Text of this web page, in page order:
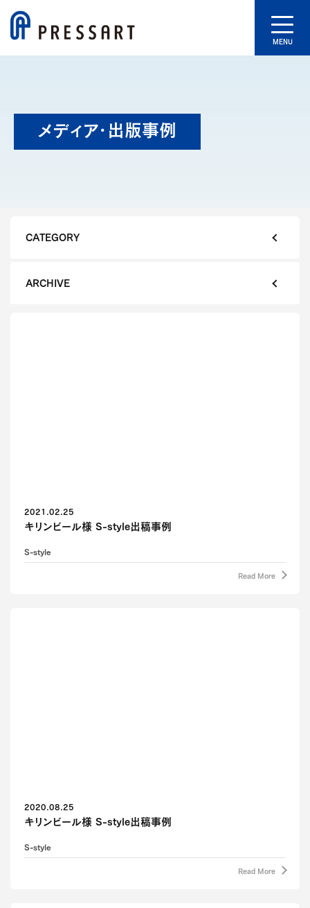
MENU
メディア・出版事例
CATEGORY
ARCHIVE
2021.02.25
キリンビール様 S-style出稿事例
S-style
Read More
2020.08.25
キリンビール様 S-style出稿事例
S-style
Read More